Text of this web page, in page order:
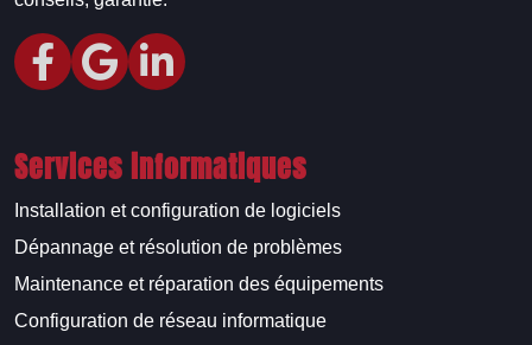
Services informatiques
Installation et configuration de logiciels
Dépannage et résolution de problèmes
Maintenance et réparation des équipements
Configuration de réseau informatique